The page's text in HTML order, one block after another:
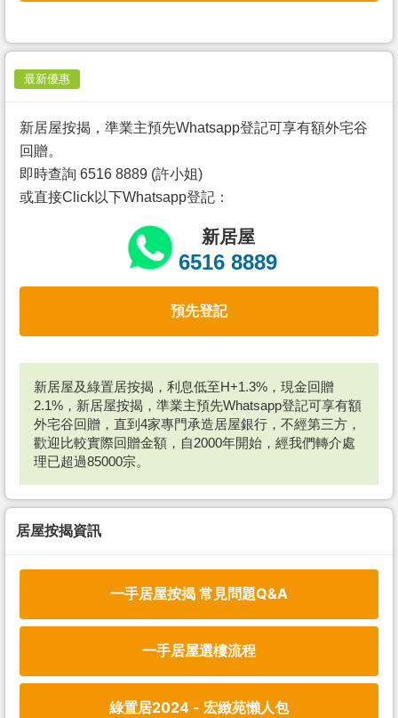
最新優惠
新居屋按揭，準業主預先Whatsapp登記可享有額外宅谷
回贈。
即時查詢 6516 8889 (許小姐)
或直接Click以下Whatsapp登記：
新居屋
6516 8889
預先登記
新居屋及綠置居按揭，利息低至H+1.3%，現金回贈
2.1%，新居屋按揭，準業主預先Whatsapp登記可享有額
外宅谷回贈，直到4家專門承造居屋銀行，不經第三方，
歡迎比較實際回贈金額，自2000年開始，經我們轉介處
理已超過85000宗。
居屋按揭資訊
一手居屋按揭 常見問題Q&A
一手居屋選樓流程
綠置居2024 - 宏緻苑懶人包